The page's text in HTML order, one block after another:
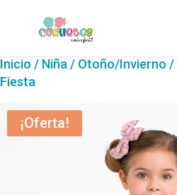
Inicio / Niña / Otoño/Invierno /
Fiesta
¡Oferta!